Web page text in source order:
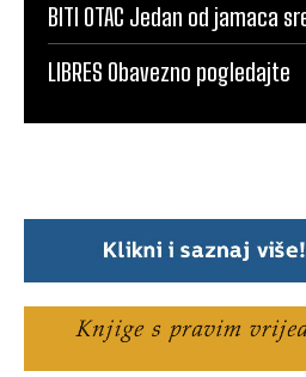
BITI OTAC Jedan od jamaca
LIBRES Obavezno pogledajte